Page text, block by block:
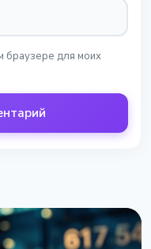
браузере для моих